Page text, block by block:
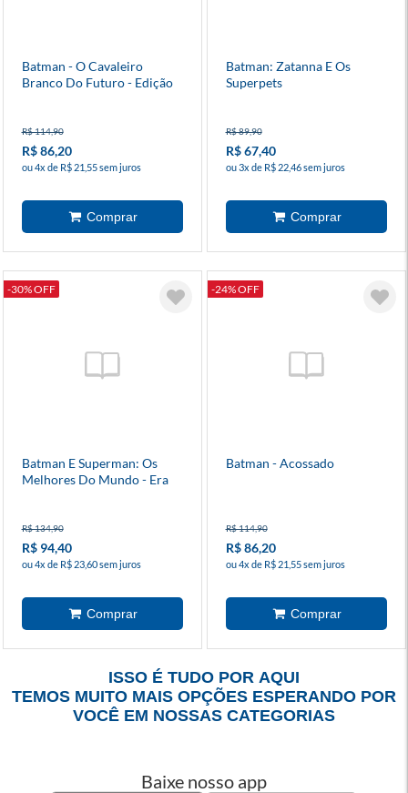
Batman - O Cavaleiro
Branco Do Futuro - Edição
R$ 114,90
R$ 86,20
ou 4x de R$ 21,55 sem juros
Batman: Zatanna E Os
Superpets
R$ 89,90
R$ 67,40
ou 3x de R$ 22,46 sem juros
-30% OFF
Batman E Superman: Os
Melhores Do Mundo - Era
R$ 134,90
R$ 94,40
ou 4x de R$ 23,60 sem juros
-24% OFF
Batman - Acossado
R$ 114,90
R$ 86,20
ou 4x de R$ 21,55 sem juros
ISSO É TUDO POR AQUI
TEMOS MUITO MAIS OPÇÕES ESPERANDO POR
VOCÊ EM NOSSAS CATEGORIAS
Baixe nosso app